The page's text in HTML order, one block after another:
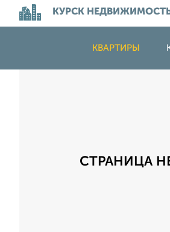
КУРСК
КВАРТИРЫ
СТРАНИЦА